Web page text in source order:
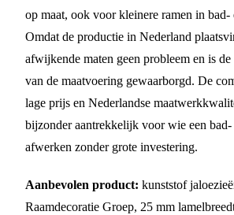
op maat, ook voor kleinere ramen in bad-
Omdat de productie in Nederland
afwijkende maten geen probleem en is
van de maatvoering gewaarborgd. De
lage prijs en Nederlandse
bijzonder aantrekkelijk voor wie een
afwerken zonder grote investering.
Aanbevolen product: kunststof
Raamdecoratie Groep, 25 mm